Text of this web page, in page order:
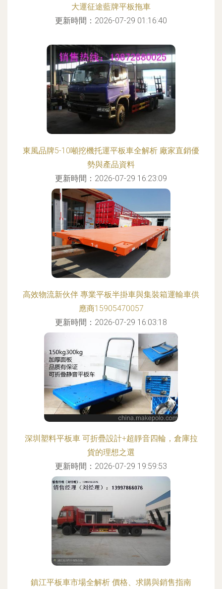
大運征途藍牌平板拖車
更新時間：2026-07-29 01:16:40
東風品牌5-10噸挖機托運平板車全解析 廠家直銷優
勢與產品資料
更新時間：2026-07-29 16:23:09
高效物流新伙伴 專業平板半掛車與集裝箱運輸車供
應商15905470057
更新時間：2026-07-29 16:03:18
深圳塑料平板車 可折疊設計+超靜音四輪，倉庫拉
貨的理想之選
更新時間：2026-07-29 19:59:53
鎮江平板車市場全解析 價格、求購與銷售指南